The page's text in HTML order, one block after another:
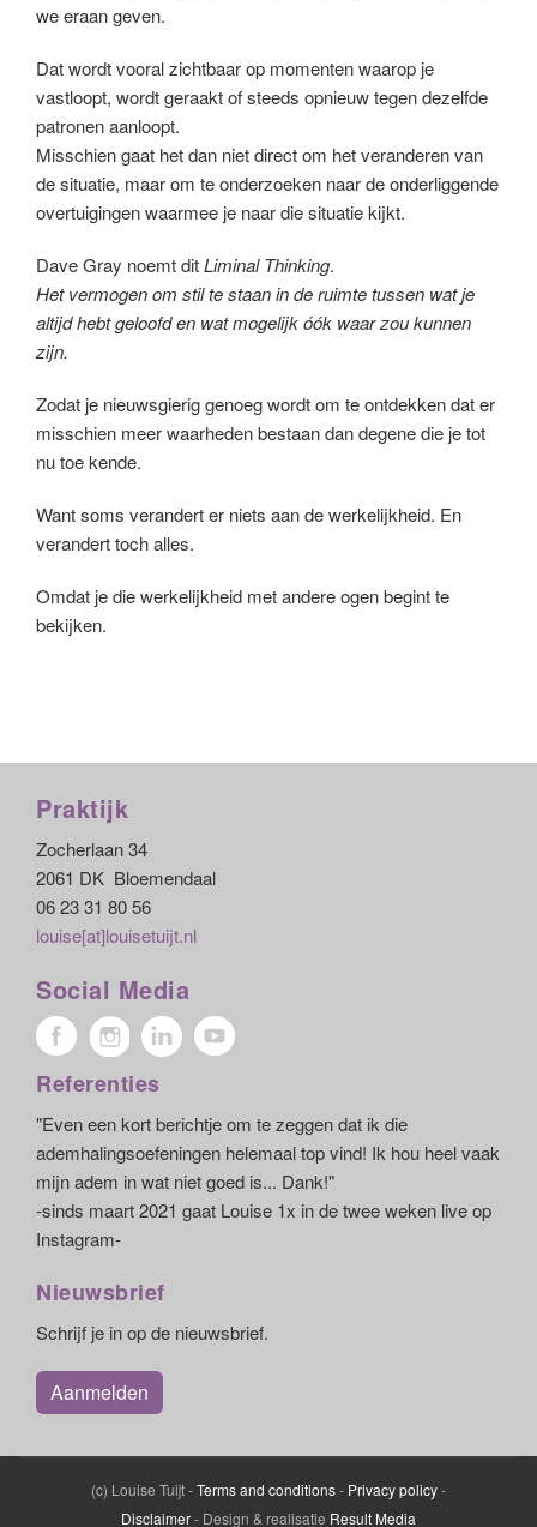
we eraan geven.
Dat wordt vooral zichtbaar op momenten waarop je
vastloopt, wordt geraakt of steeds opnieuw tegen dezelfde
patronen aanloopt.
Misschien gaat het dan niet direct om het veranderen van
de situatie, maar om te onderzoeken naar de onderliggende
overtuigingen waarmee je naar die situatie kijkt.
Dave Gray noemt ditLiminal Thinking.
Het vermogen om stil te staan in de ruimte tussen wat je
altijd hebt geloofd en wat mogelijk óók waar zou kunnen
zijn.
Zodat je nieuwsgierig genoeg wordt om te ontdekken dat er
misschien meer waarheden bestaan dan degene die je tot
nu toe kende.
Want soms verandert er niets aan de werkelijkheid. En
verandert toch alles.
Omdat je die werkelijkheid met andere ogen begint te
bekijken.
Praktijk
Zocherlaan 34
2061 DK Bloemendaal
06 23 31 80 56
louise[at]louisetuijt.nl
Social Media
Referenties
"Even een kort berichtje om te zeggen dat ik die
ademhalingsoefeningen helemaal top vind! Ik hou heel vaak
mijn adem in wat niet goed is... Dank!"
-sinds maart 2021 gaat Louise 1x in de twee weken live op
Instagram-
Nieuwsbrief
Schrijf je in op de nieuwsbrief.
Aanmelden
(c) Louise Tuijt -Terms and conditions- Privacy policy-
Disclaimer- Design & realisatie Result Media